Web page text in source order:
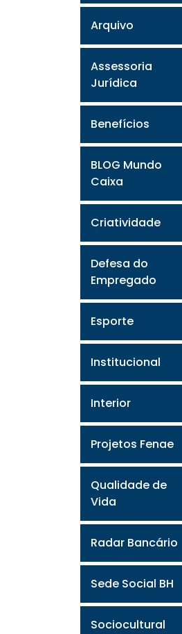
Arquivo
Assessoria
Jurídica
Benefícios
BLOG Mundo
Caixa
Criatividade
Defesa do
Empregado
Esporte
Institucional
Interior
Projetos Fenae
Qualidade de
Vida
Radar Bancário
Sede Social BH
Sociocultural